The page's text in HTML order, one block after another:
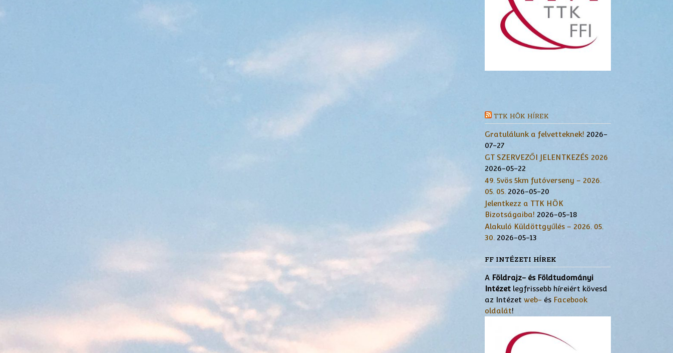
TTK HÖK HÍREK
Gratulálunk a felvetteknek! 2026-
07-27
GT SZERVEZŐI JELENTKEZÉS 2026
2026-05-22
49. 5vös 5km futóverseny – 2026.
05. 05. 2026-05-20
Jelentkezz a TTK HÖK
Bizotságaiba! 2026-05-18
Alakuló Küldöttgyűlés – 2026. 05.
30. 2026-05-13
FF INTÉZETI HÍREK
A Földrajz- és Földtudományi
Intézetlegfrissebb híreiért kövesd
az Intézet web-és Facebook
oldalát!